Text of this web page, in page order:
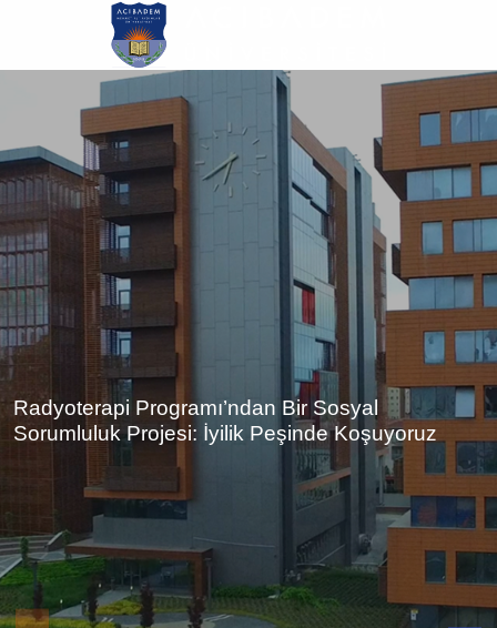
atla
Radyoterapi Programı’ndan Bir Sosyal
Sorumluluk Projesi: İyilik Peşinde Koşuyoruz